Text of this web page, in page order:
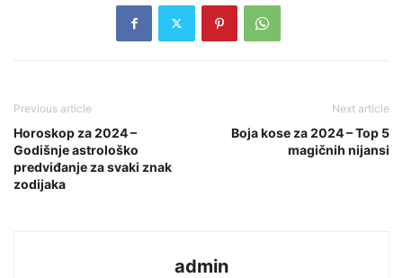
Previous article
Horoskop za 2024 –
Godišnje astrološko
predviđanje za svaki znak
zodijaka
Next article
Boja kose za 2024 – Top 5
magičnih nijansi
admin